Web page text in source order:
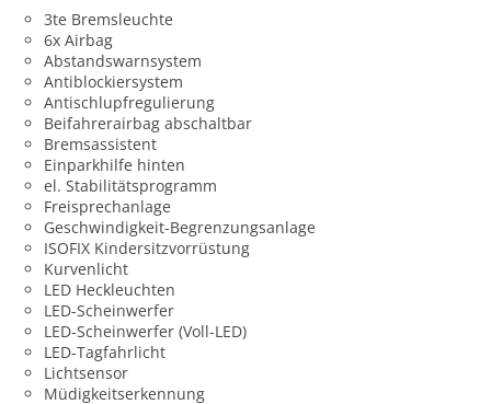
3te Bremsleuchte
6x Airbag
Abstandswarnsystem
Antiblockiersystem
Antischlupfregulierung
Beifahrerairbag abschaltbar
Bremsassistent
Einparkhilfe hinten
el. Stabilitätsprogramm
Freisprechanlage
Geschwindigkeit-Begrenzungsanlage
ISOFIX Kindersitzvorrüstung
Kurvenlicht
LED Heckleuchten
LED-Scheinwerfer
LED-Scheinwerfer (Voll-LED)
LED-Tagfahrlicht
Lichtsensor
Müdigkeitserkennung